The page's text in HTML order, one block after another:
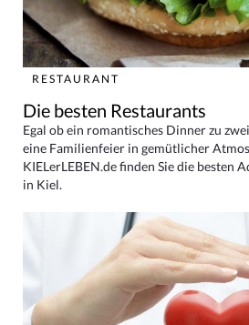
RESTAURANT
Die besten Restaurants
Egal ob ein romantisches Dinner zu
eine Familienfeier in gemütlicher
KIELerLEBEN.de finden Sie die besten
in Kiel.